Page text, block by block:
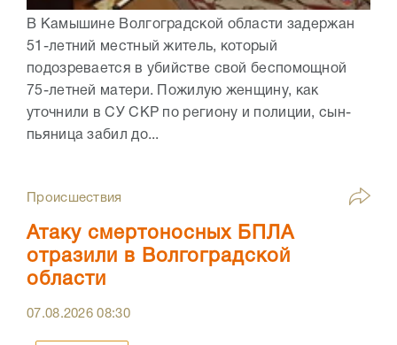
В Камышине Волгоградской области задержан
51-летний местный житель, который
подозревается в убийстве свой беспомощной
75-летней матери. Пожилую женщину, как
уточнили в СУ СКР по региону и полиции, сын-
пьяница забил до...
Происшествия
Атаку смертоносных БПЛА
отразили в Волгоградской
области
07.08.202608:30